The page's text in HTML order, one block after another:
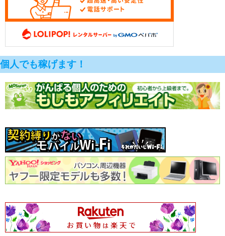
個人でも稼げます！